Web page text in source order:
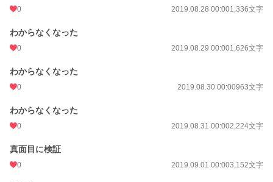
0 2019.08.28 00:001,336文字
わからなくなった
0 2019.08.29 00:001,626文字
わからなくなった
0 2019.08.30 00:00963文字
わからなくなった
0 2019.08.31 00:002,224文字
真面目に検証
0 2019.09.01 00:003,152文字